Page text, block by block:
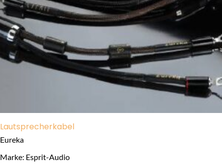
Lautsprecherkabel
Eureka
Marke: Esprit-Audio